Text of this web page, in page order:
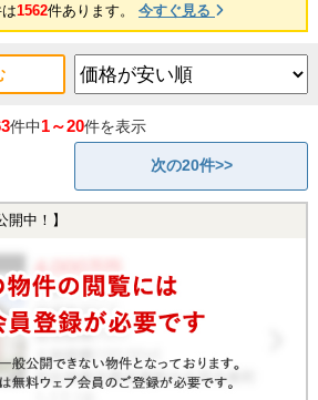
1562件あります。 今すぐ見る
件中1～20件を表示
次の20件>>
開中！】